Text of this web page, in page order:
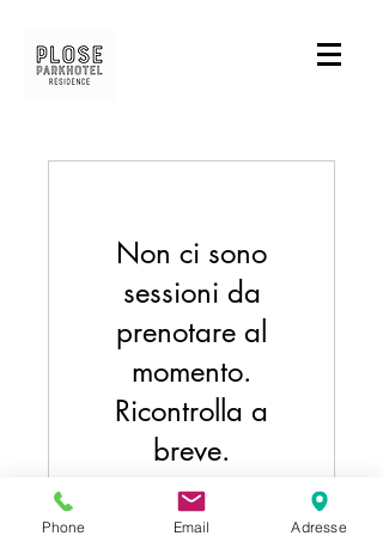
Non ci sono
sessioni da
prenotare al
momento.
Ricontrolla a
breve.
Phone Email Adresse